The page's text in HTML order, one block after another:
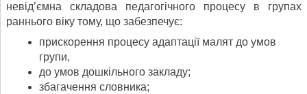
невід’ємна складова педагогічного процесу в групах
раннього віку тому, що забезпечує:
прискорення процесу адаптації малят до умов
групи,
до умов дошкільного закладу;
збагачення словника;